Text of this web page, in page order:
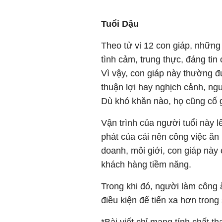
Tuổi Dậu
Theo tử vi 12 con giáp,
tình cảm, trung thực, đáng tin
Vì vậy, con giáp này thường
thuận lợi hay nghịch cảnh,
Dù khó khăn nào, họ cũng cố
Vận trình của người tuổi này
phát của cải nên công việc
doanh, môi giới, con giáp
khách hàng tiềm năng.
Trong khi đó, người làm
điều kiện để tiến xa hơn